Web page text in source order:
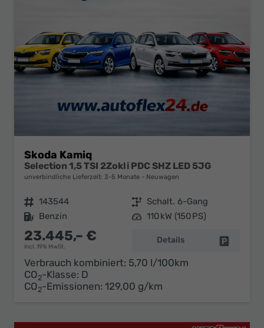
Skoda Kamiq
Selection 1,5 TSI 2Zokli PDC SHZ LED 5JG
unverbindliche Lieferzeit: 3-5 Monate Neuwagen
Fahrzeugnr. 143544 Getriebe Schalt. 6-Gang
Kraftstoff Benzin Leistung 110 kW (150 PS)
23.445,– €
incl. 19% MwSt.
Details
Verbrauch kombiniert: 5,70 l/100km
CO2-Klasse: D
CO2-Emissionen: 129,00 g/km